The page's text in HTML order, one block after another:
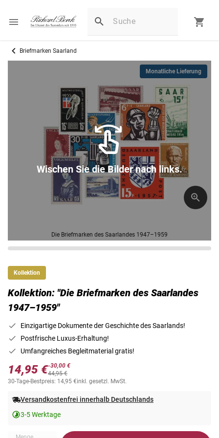
Briefmarken Saarland
Monatliche Lieferung
Die Briefmarken des Saarlandes 1947–1959
Wischen Sie die Bilder nach links.
Kollektion
Kollektion: "Die Briefmarken des Saarlandes
1947–1959"
Einzigartige Dokumente der Geschichte des Saarlands!
Postfrische Luxus-Erhaltung!
Umfangreiches Begleitmaterial gratis!
14,95 €-30,00 €
44,95 €
30-Tage-Bestpreis: 14,95 €inkl. gesetzl. MwSt.
Versandkostenfrei innerhalb Deutschlands
3-5 Werktage